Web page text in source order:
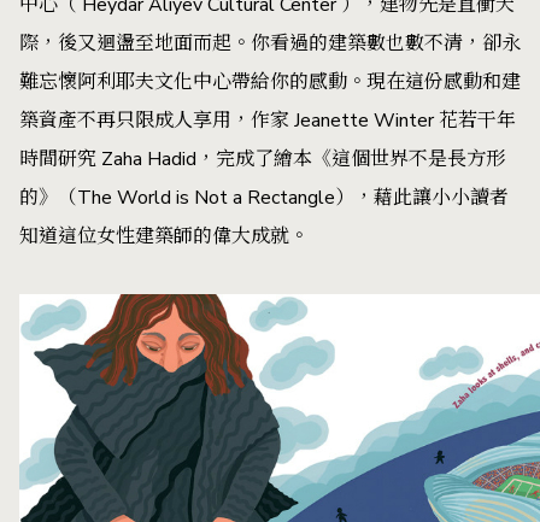
際，後又迴盪至地面而起。你看過的建築數也數不清，卻永
難忘懷阿利耶夫文化中心帶給你的感動。現在這份感動和建
築資產不再只限成人享用，作家 Jeanette Winter 花若干年
時間研究 Zaha Hadid，完成了繪本《這個世界不是長方形
的》（The World is Not a Rectangle），藉此讓小小讀者
知道這位女性建築師的偉大成就。